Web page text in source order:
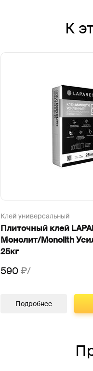
К
Клей универсальный
Плиточный клей
Монолит/Monolith
25кг
590₽/
Подробнее